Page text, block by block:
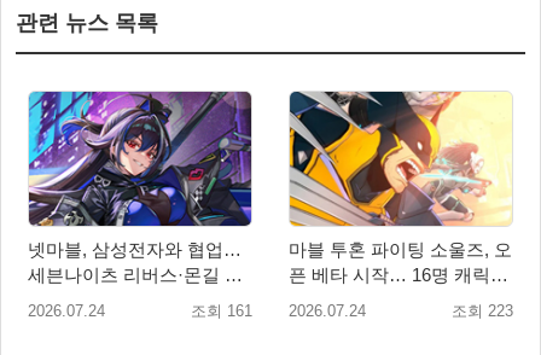
관련 뉴스 목록
넷마블, 삼성전자와 협업…
세븐나이츠 리버스·몬길 갤
럭시 테마 공개
2026.07.24 조회 161
마블 투혼 파이팅 소울즈, 오
픈 베타 시작… 16명 캐릭터
공개
2026.07.24 조회 223